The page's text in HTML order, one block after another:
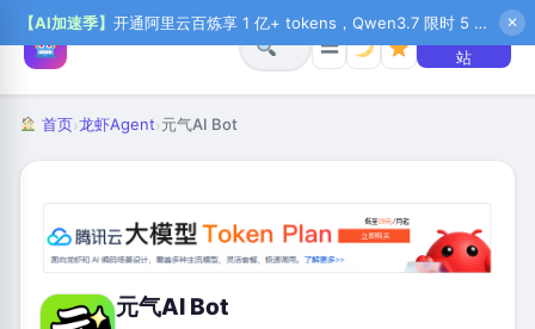
【AI加速季】 开通阿里云百炼享 1 亿+ tokens，Qwen3.7 限时 5 折起，秒悟新注送 1 万积分，加入 OPC 赢百万助力金，QoderWork CN 首月 0 元 ✕
☰
+ 提交网
站
首页›龙虾Agent›元气AI Bot
元气AI Bot